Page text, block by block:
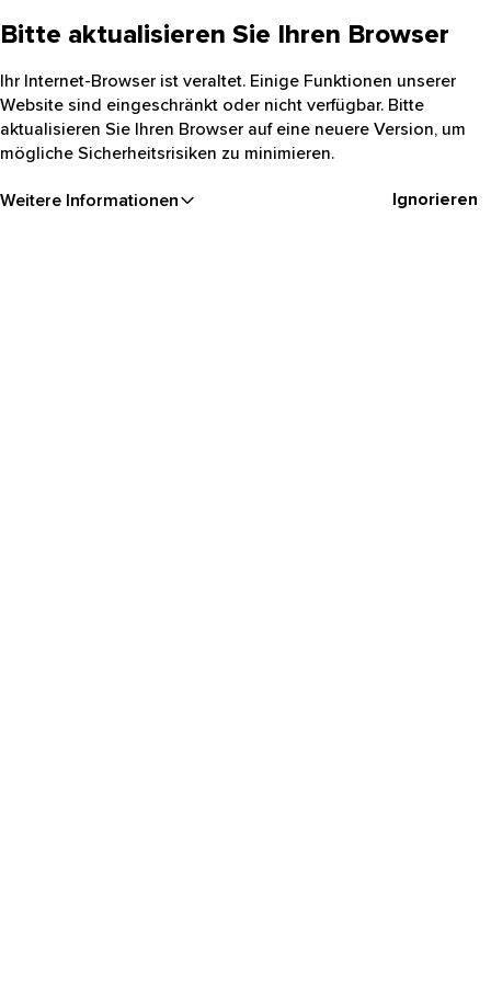
Bitte aktualisieren Sie Ihren Browser
Ihr Internet-Browser ist veraltet. Einige Funktionen unserer
Website sind eingeschränkt oder nicht verfügbar. Bitte
aktualisieren Sie Ihren Browser auf eine neuere Version, um
mögliche Sicherheitsrisiken zu minimieren.
Weitere Informationen Ignorieren